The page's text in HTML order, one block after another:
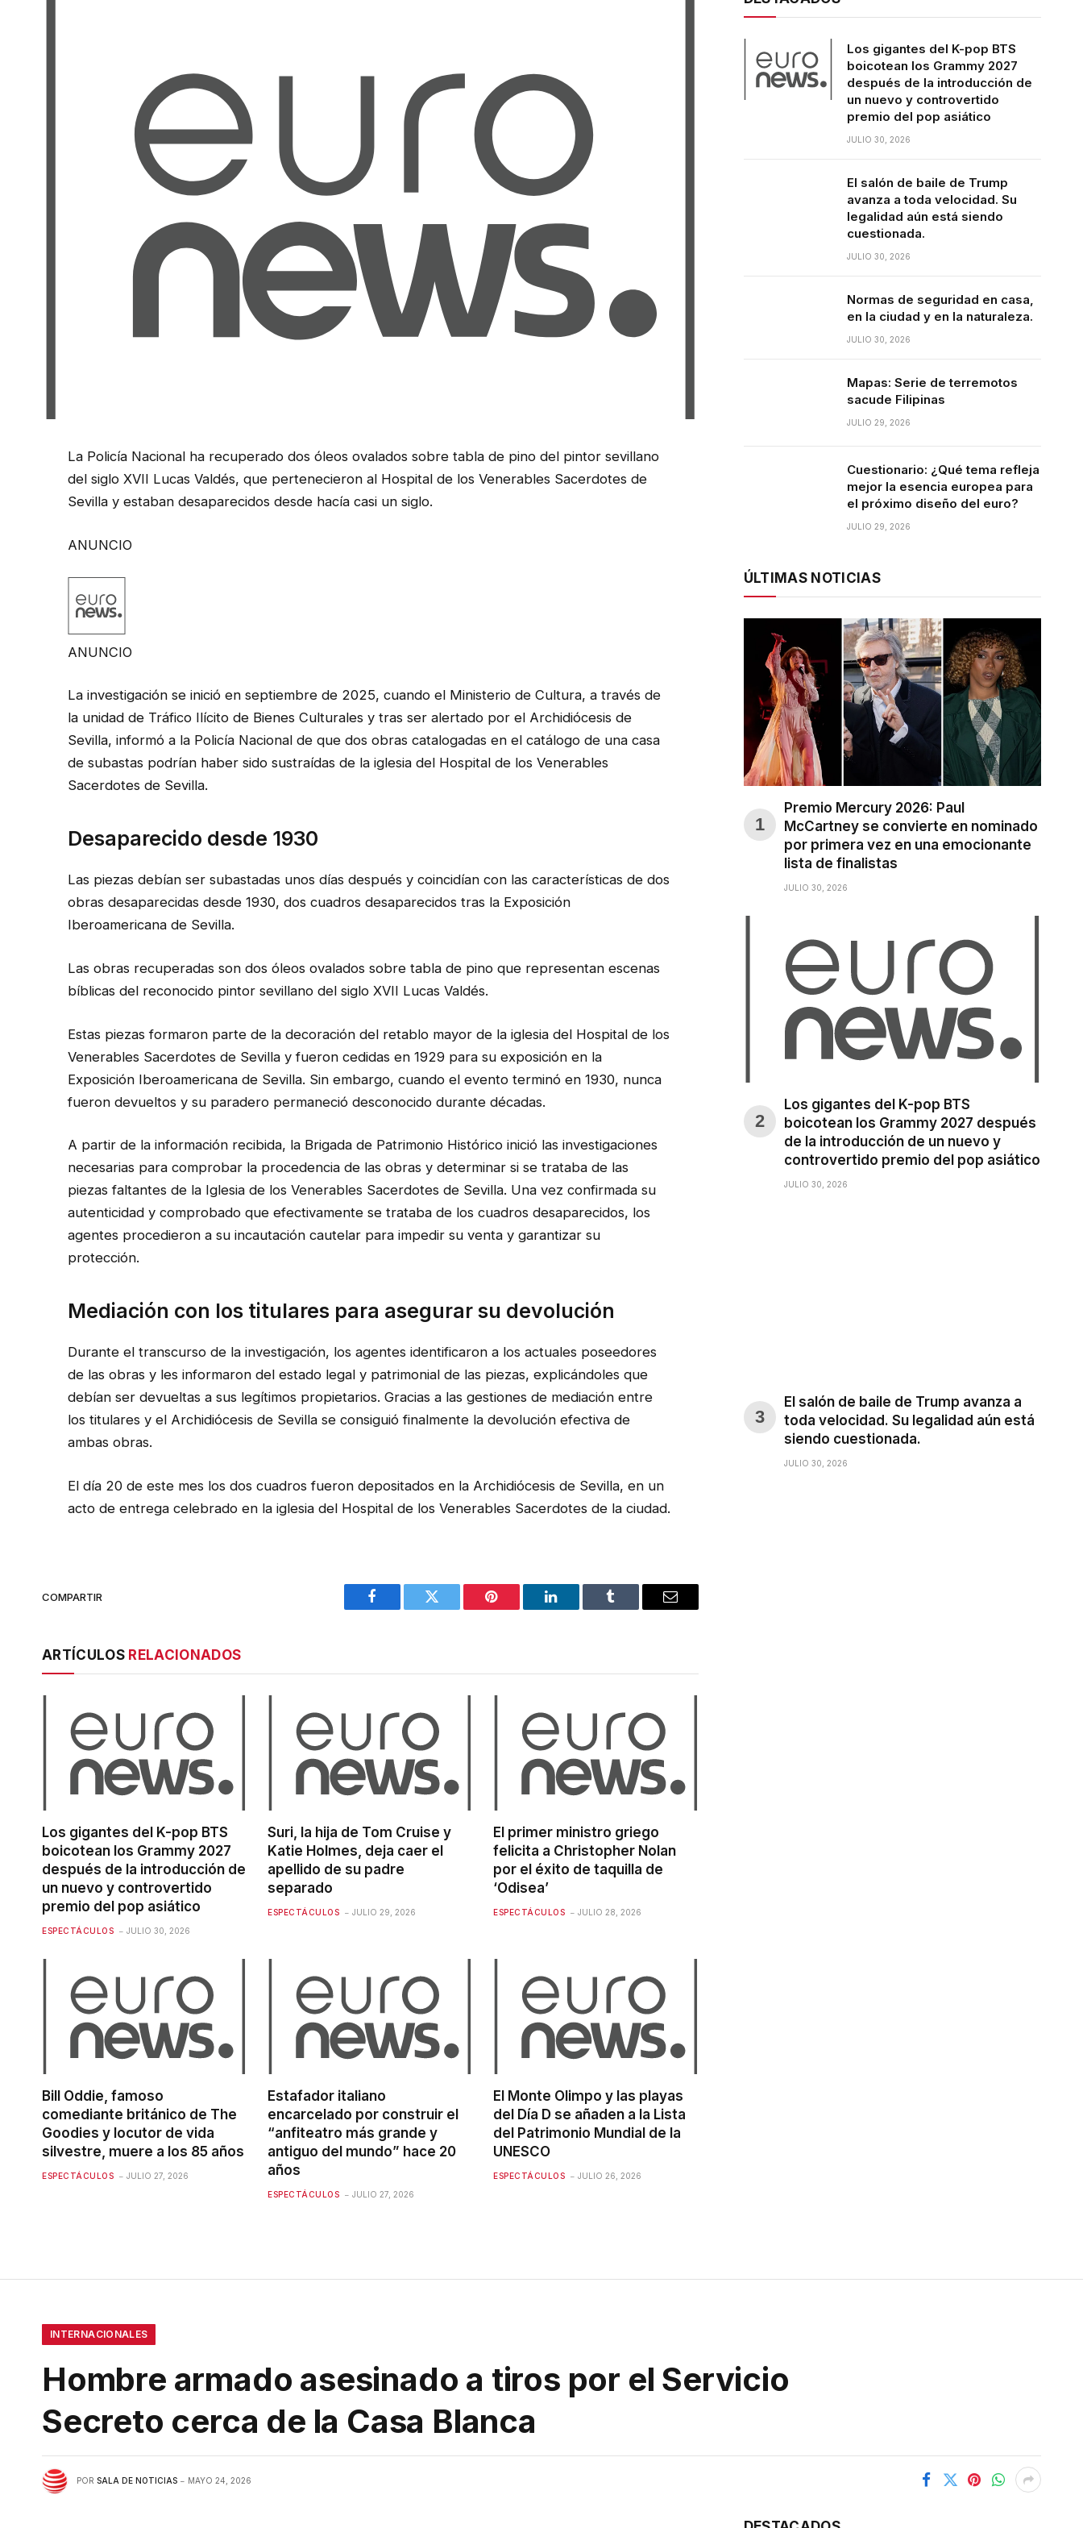
La Policía Nacional ha recuperado dos óleos ovalados sobre tabla de pino del pintor sevillano
del siglo XVII Lucas Valdés, que pertenecieron al Hospital de los Venerables Sacerdotes de
Sevilla y estaban desaparecidos desde hacía casi un siglo.
ANUNCIO
ANUNCIO
La investigación se inició en septiembre de 2025, cuando el Ministerio de Cultura, a través de
la unidad de Tráfico Ilícito de Bienes Culturales y tras ser alertado por el Archidiócesis de
Sevilla, informó a la Policía Nacional de que dos obras catalogadas en el catálogo de una casa
de subastas podrían haber sido sustraídas de la iglesia del Hospital de los Venerables
Sacerdotes de Sevilla.
Desaparecido desde 1930
Las piezas debían ser subastadas unos días después y coincidían con las características de dos
obras desaparecidas desde 1930, dos cuadros desaparecidos tras la Exposición
Iberoamericana de Sevilla.
Las obras recuperadas son dos óleos ovalados sobre tabla de pino que representan escenas
bíblicas del reconocido pintor sevillano del siglo XVII Lucas Valdés.
Estas piezas formaron parte de la decoración del retablo mayor de la iglesia del Hospital de los
Venerables Sacerdotes de Sevilla y fueron cedidas en 1929 para su exposición en la
Exposición Iberoamericana de Sevilla. Sin embargo, cuando el evento terminó en 1930, nunca
fueron devueltos y su paradero permaneció desconocido durante décadas.
A partir de la información recibida, la Brigada de Patrimonio Histórico inició las investigaciones
necesarias para comprobar la procedencia de las obras y determinar si se trataba de las
piezas faltantes de la Iglesia de los Venerables Sacerdotes de Sevilla. Una vez confirmada su
autenticidad y comprobado que efectivamente se trataba de los cuadros desaparecidos, los
agentes procedieron a su incautación cautelar para impedir su venta y garantizar su
protección.
Mediación con los titulares para asegurar su devolución
Durante el transcurso de la investigación, los agentes identificaron a los actuales poseedores
de las obras y les informaron del estado legal y patrimonial de las piezas, explicándoles que
debían ser devueltas a sus legítimos propietarios. Gracias a las gestiones de mediación entre
los titulares y el Archidiócesis de Sevilla se consiguió finalmente la devolución efectiva de
ambas obras.
El día 20 de este mes los dos cuadros fueron depositados en la Archidiócesis de Sevilla, en un
acto de entrega celebrado en la iglesia del Hospital de los Venerables Sacerdotes de la ciudad.
COMPARTIR
Facebook Twitter Pinterest LinkedIn Tumblr Email
ARTÍCULOS RELACIONADOS
Los gigantes del K-pop BTS
boicotean los Grammy 2027
después de la introducción de
un nuevo y controvertido
premio del pop asiático
ESPECTÁCULOS JULIO 30, 2026
Suri, la hija de Tom Cruise y
Katie Holmes, deja caer el
apellido de su padre
separado
ESPECTÁCULOS JULIO 29, 2026
El primer ministro griego
felicita a Christopher Nolan
por el éxito de taquilla de
‘Odisea’
ESPECTÁCULOS JULIO 28, 2026
Bill Oddie, famoso
comediante británico de The
Goodies y locutor de vida
silvestre, muere a los 85 años
ESPECTÁCULOS JULIO 27, 2026
Estafador italiano
encarcelado por construir el
“anfiteatro más grande y
antiguo del mundo” hace 20
años
ESPECTÁCULOS JULIO 27, 2026
El Monte Olimpo y las playas
del Día D se añaden a la Lista
del Patrimonio Mundial de la
UNESCO
ESPECTÁCULOS JULIO 26, 2026
Los gigantes del K-pop BTS
boicotean los Grammy 2027
después de la introducción de
un nuevo y controvertido
premio del pop asiático
JULIO 30, 2026
El salón de baile de Trump
avanza a toda velocidad. Su
legalidad aún está siendo
cuestionada.
JULIO 30, 2026
Normas de seguridad en casa,
en la ciudad y en la naturaleza.
JULIO 30, 2026
Mapas: Serie de terremotos
sacude Filipinas
JULIO 29, 2026
Cuestionario: ¿Qué tema refleja
mejor la esencia europea para
el próximo diseño del euro?
JULIO 29, 2026
ÚLTIMAS NOTICIAS
Premio Mercury 2026: Paul
McCartney se convierte en nominado
por primera vez en una emocionante
lista de finalistas
JULIO 30, 2026
Los gigantes del K-pop BTS
boicotean los Grammy 2027 después
de la introducción de un nuevo y
controvertido premio del pop asiático
JULIO 30, 2026
El salón de baile de Trump avanza a
toda velocidad. Su legalidad aún está
siendo cuestionada.
JULIO 30, 2026
INTERNACIONALES
Hombre armado asesinado a tiros por el Servicio
Secreto cerca de la Casa Blanca
POR SALA DE NOTICIAS MAYO 24, 2026